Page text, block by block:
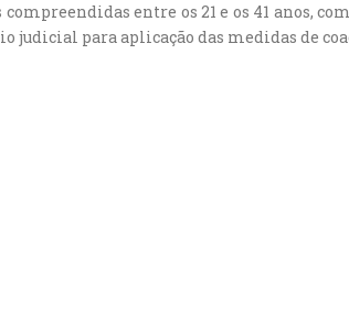
entre os 21 e os 41 anos,
para aplicação das medidas de